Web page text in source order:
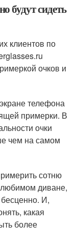
будут сидеть
клиентов по
очков и
телефона
примерки. В
очки
чем на самом
сотню
любимом диване,
И,
какая
более